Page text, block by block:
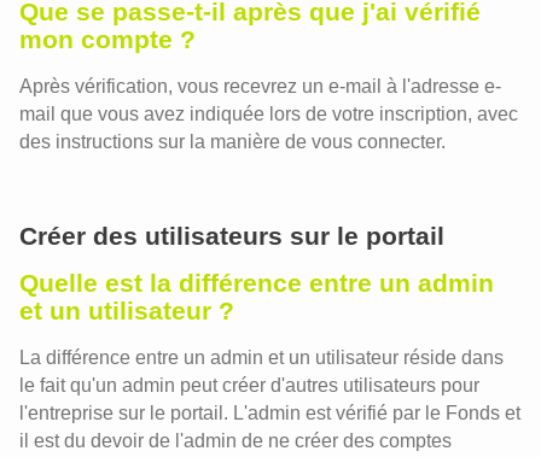
Que se passe-t-il après que j'ai vérifié
mon compte ?
Après vérification, vous recevrez un e-mail à l'adresse e-
mail que vous avez indiquée lors de votre inscription, avec
des instructions sur la manière de vous connecter.
Créer des utilisateurs sur le portail
Quelle est la différence entre un admin
et un utilisateur ?
La différence entre un admin et un utilisateur réside dans
le fait qu'un admin peut créer d'autres utilisateurs pour
l'entreprise sur le portail. L'admin est vérifié par le Fonds et
il est du devoir de l'admin de ne créer des comptes